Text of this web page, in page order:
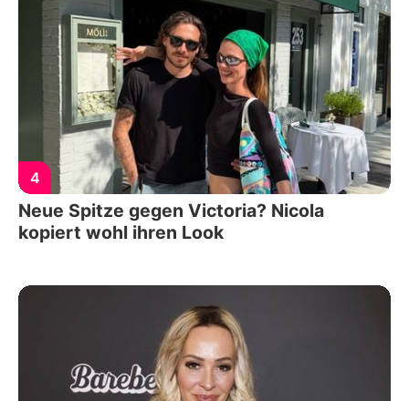
4
Neue Spitze gegen Victoria? Nicola
kopiert wohl ihren Look